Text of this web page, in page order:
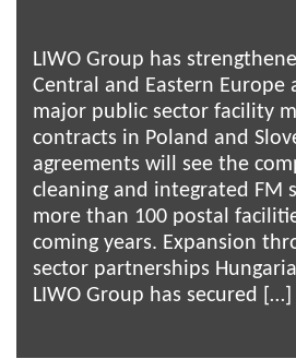
LIWO Group has
Central and Eastern Europe
major public sector facility
contracts in Poland and
agreements will see the
cleaning and integrated FM
more than 100 postal
coming years. Expansion
sector partnerships
LIWO Group has secured […]